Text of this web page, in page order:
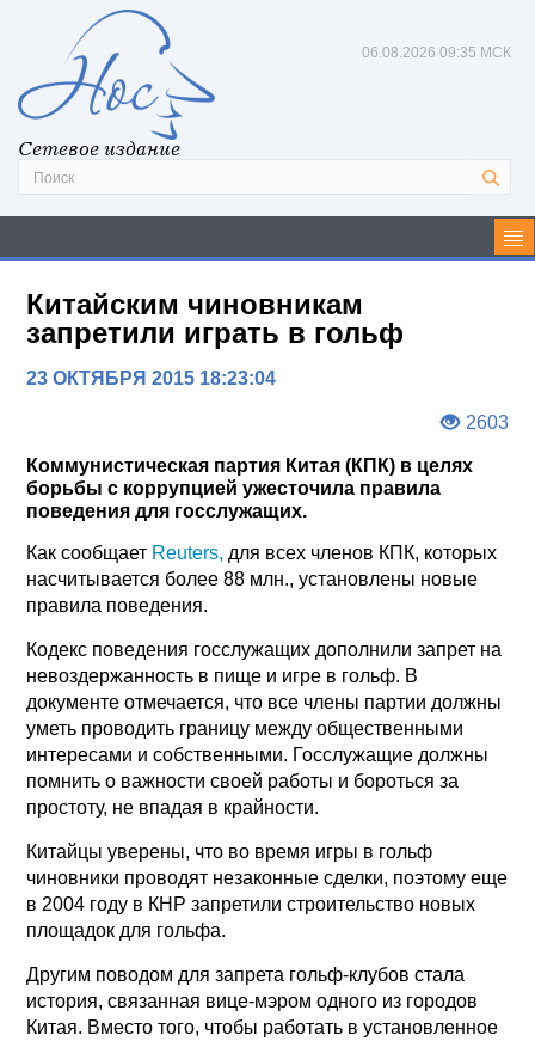
Сетевое издание
06.08.2026 09:35 МСК
Китайским чиновникам
запретили играть в гольф
23 ОКТЯБРЯ 2015 18:23:04
2603
Коммунистическая партия Китая (КПК) в целях
борьбы с коррупцией ужесточила правила
поведения для госслужащих.
Как сообщает Reuters, для всех членов КПК, которых
насчитывается более 88 млн., установлены новые
правила поведения.
Кодекс поведения госслужащих дополнили запрет на
невоздержанность в пище и игре в гольф. В
документе отмечается, что все члены партии должны
уметь проводить границу между общественными
интересами и собственными. Госслужащие должны
помнить о важности своей работы и бороться за
простоту, не впадая в крайности.
Китайцы уверены, что во время игры в гольф
чиновники проводят незаконные сделки, поэтому еще
в 2004 году в КНР запретили строительство новых
площадок для гольфа.
Другим поводом для запрета гольф-клубов стала
история, связанная вице-мэром одного из городов
Китая. Вместо того, чтобы работать в установленное